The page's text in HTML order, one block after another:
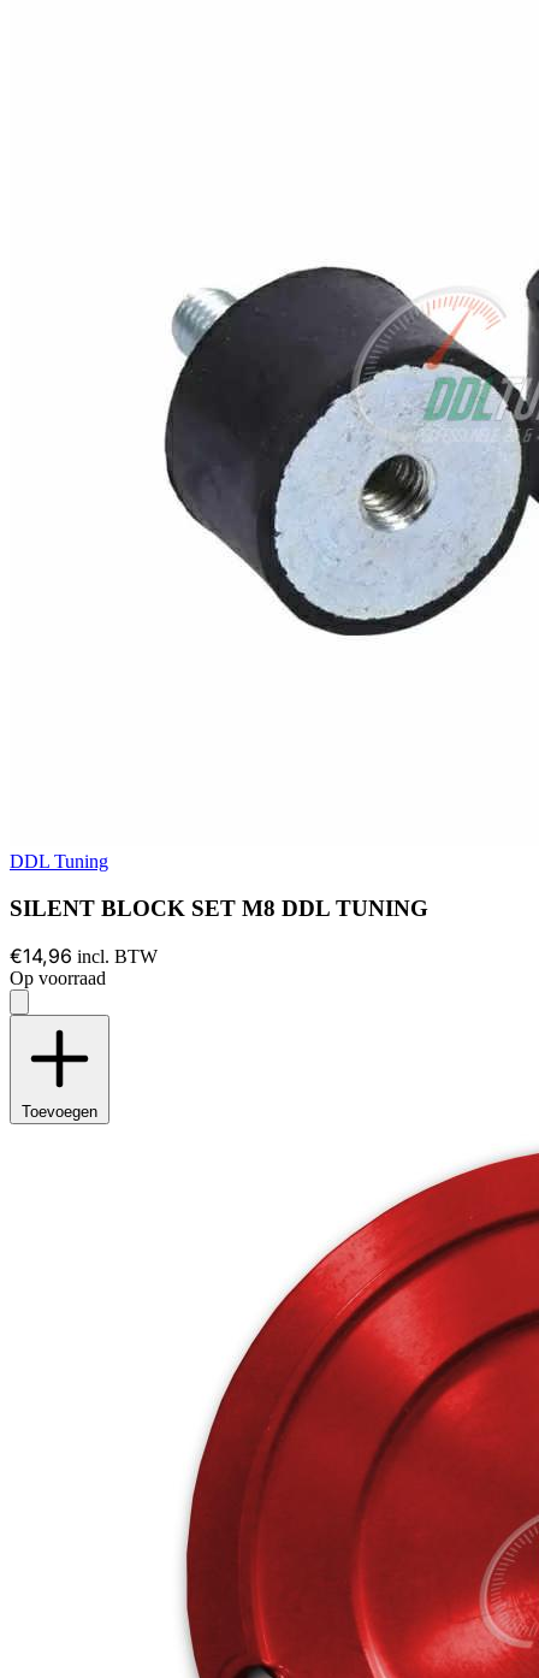
DDL Tuning
SILENT BLOCK SET M8 DDL TUNING
€14,96 incl. BTW
Op voorraad
Toevoegen